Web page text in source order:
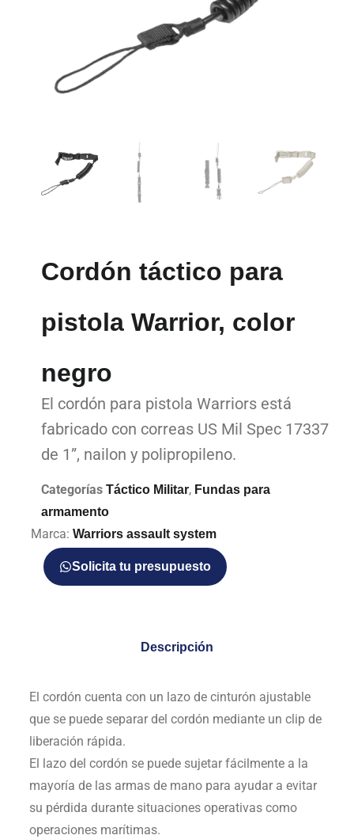
Cordón táctico para
pistola Warrior, color
negro
El cordón para pistola Warriors está
fabricado con correas US Mil Spec 17337
de 1”, nailon y polipropileno.
Categorías Táctico Militar, Fundas para
armamento
Marca: Warriors assault system
Solicita tu presupuesto
Descripción
El cordón cuenta con un lazo de cinturón ajustable
que se puede separar del cordón mediante un clip de
liberación rápida.
El lazo del cordón se puede sujetar fácilmente a la
mayoría de las armas de mano para ayudar a evitar
su pérdida durante situaciones operativas como
operaciones marítimas.